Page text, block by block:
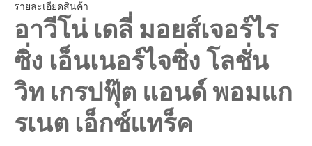
รายละเอียดสินค้า
อาวีโน่ เดลี่ มอยส์เจอร์ไร
ซิ่ง เอ็นเนอร์ไจซิ่ง โลชั่น
วิท เกรปฟุ๊ต แอนด์ พอมแก
รเนต เอ็กซ์แทร็ค